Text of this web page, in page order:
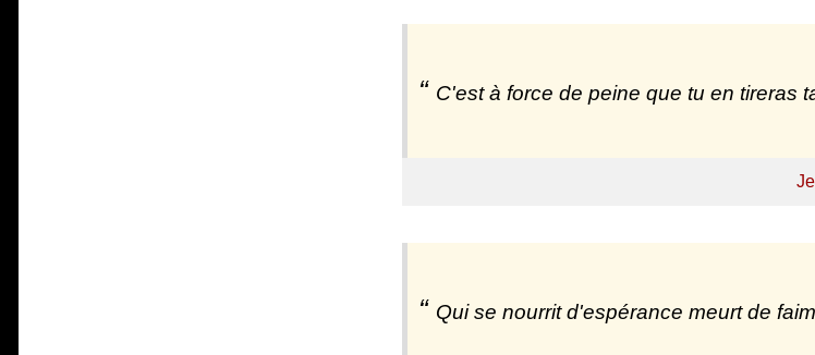
C'est à force de peine que tu en tireras
Qui se nourrit d'espérance meurt de